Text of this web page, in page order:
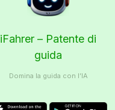
iFahrer – Patente di
guida
Domina la guida con l’IA